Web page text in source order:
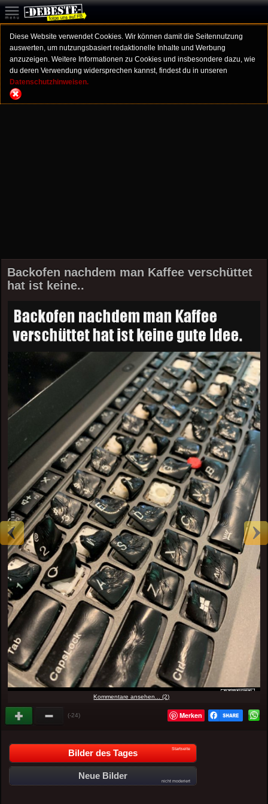
Diese Website verwendet Cookies. Wir können damit die Seitennutzung
auswerten, um nutzungsbasiert redaktionelle Inhalte und Werbung
anzuzeigen. Weitere Informationen zu Cookies und insbesondere dazu, wie
du deren Verwendung widersprechen kannst, findest du in unseren
Datenschutzhinweisen.
Backofen nachdem man Kaffee verschüttet
hat ist keine..
Kommentare ansehen... (2)
(-24) Merken
Bilder des Tages Startseite
Neue Bilder
nicht moderiert